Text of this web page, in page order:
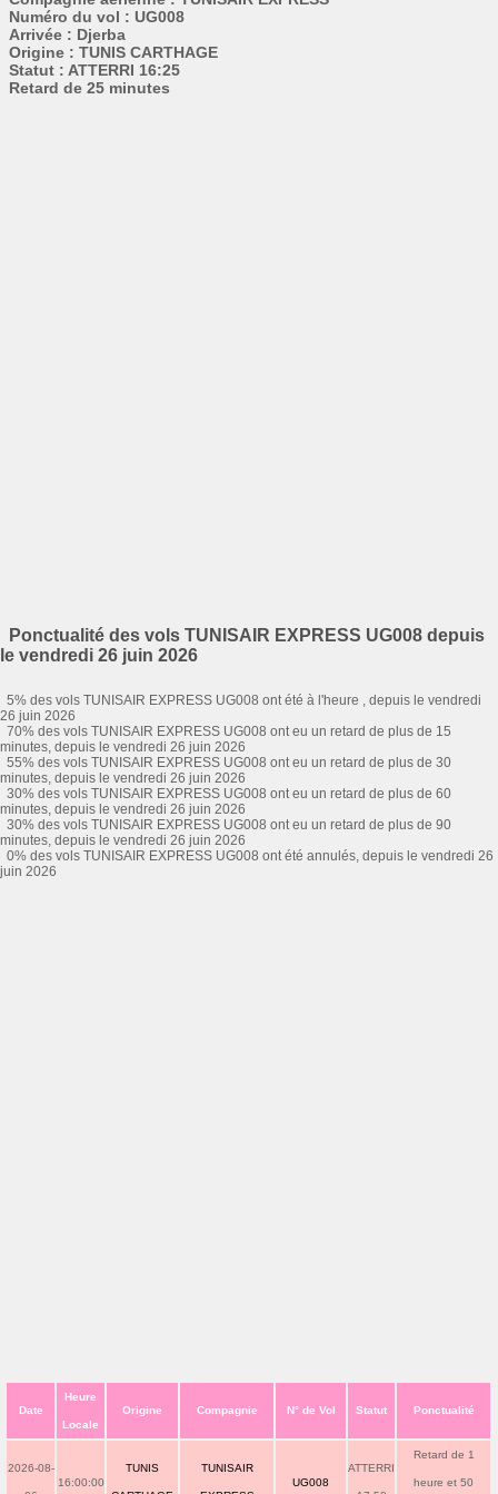
Numéro du vol : UG008
Arrivée : Djerba
Origine : TUNIS CARTHAGE
Statut : ATTERRI 16:25
Retard de 25 minutes
Ponctualité des vols TUNISAIR EXPRESS UG008 depuis
le vendredi 26 juin 2026
5% des vols TUNISAIR EXPRESS UG008 ont été à l'heure , depuis le vendredi
26 juin 2026
70% des vols TUNISAIR EXPRESS UG008 ont eu un retard de plus de 15
minutes, depuis le vendredi 26 juin 2026
55% des vols TUNISAIR EXPRESS UG008 ont eu un retard de plus de 30
minutes, depuis le vendredi 26 juin 2026
30% des vols TUNISAIR EXPRESS UG008 ont eu un retard de plus de 60
minutes, depuis le vendredi 26 juin 2026
30% des vols TUNISAIR EXPRESS UG008 ont eu un retard de plus de 90
minutes, depuis le vendredi 26 juin 2026
0% des vols TUNISAIR EXPRESS UG008 ont été annulés, depuis le vendredi 26
juin 2026
Date
Heure
Locale
Origine Compagnie N° de Vol Statut Ponctualité
2026-08-
16:00:00
TUNIS TUNISAIR
UG008
ATTERRI
Retard de 1
heure et 50